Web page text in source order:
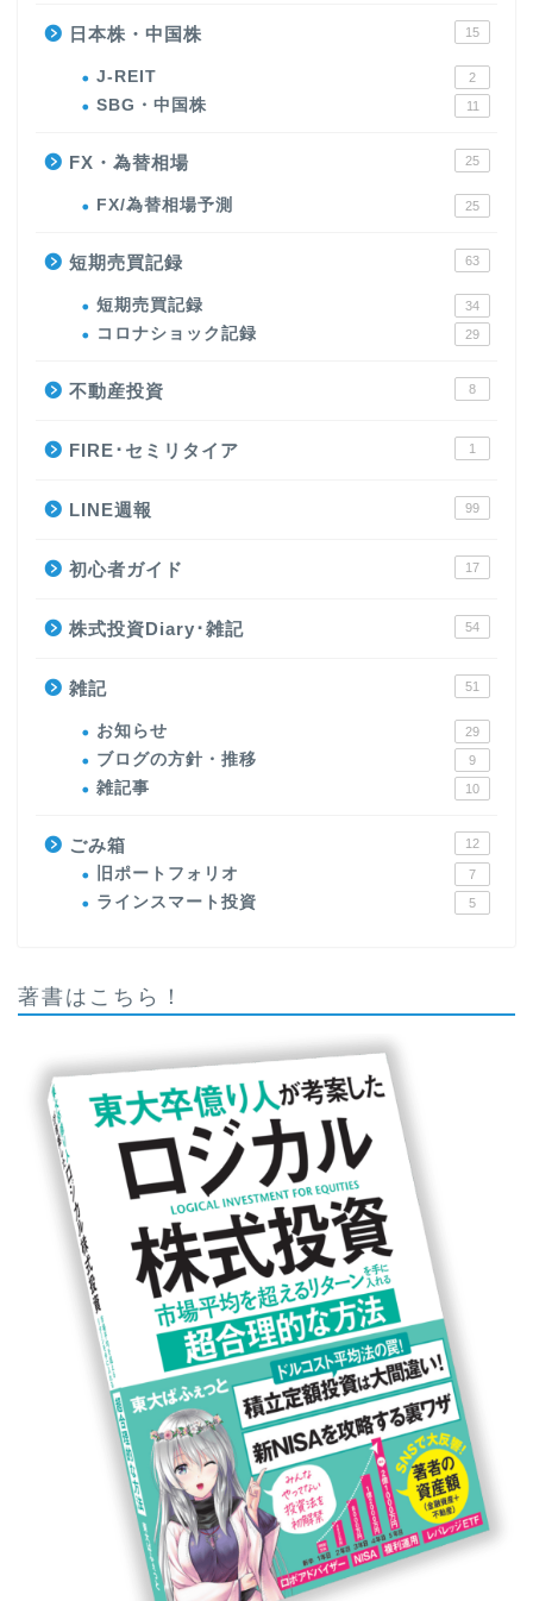
日本株・中国株 15
J-REIT 2
SBG・中国株 11
FX・為替相場 25
FX/為替相場予測 25
短期売買記録 63
短期売買記録 34
コロナショック記録 29
不動産投資 8
FIRE･セミリタイア 1
LINE週報 99
初心者ガイド 17
株式投資Diary･雑記 54
雑記 51
お知らせ 29
ブログの方針・推移 9
雑記事 10
ごみ箱 12
旧ポートフォリオ 7
ラインスマート投資 5
著書はこちら！